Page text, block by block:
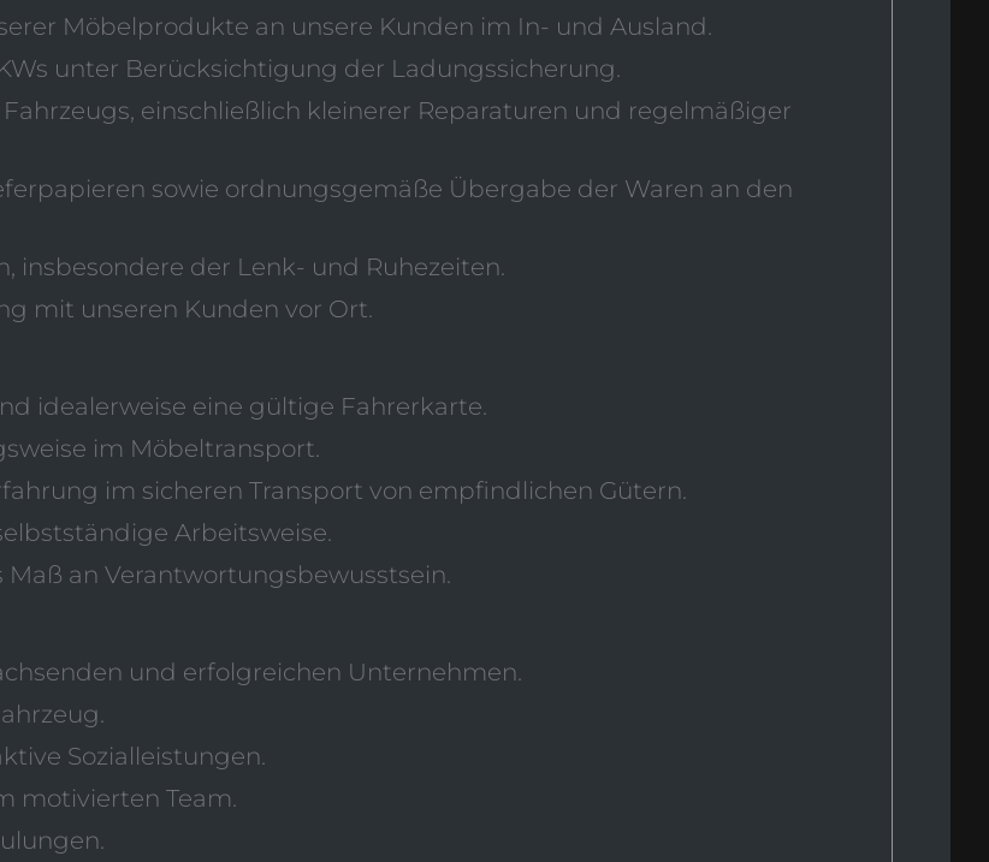
Möbelprodukte an unsere Kunden im In- und Ausland.
unter Berücksichtigung der Ladungssicherung.
einschließlich kleinerer Reparaturen und regelmäßiger
sowie ordnungsgemäße Übergabe der Waren an den
insbesondere der Lenk- und Ruhezeiten.
mit unseren Kunden vor Ort.
idealerweise eine gültige Fahrerkarte.
im Möbeltransport.
im sicheren Transport von empfindlichen Gütern.
Arbeitsweise.
an Verantwortungsbewusstsein.
und erfolgreichen Unternehmen.
Sozialleistungen.
motivierten Team.